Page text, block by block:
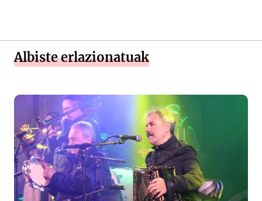
Albiste erlazionatuak